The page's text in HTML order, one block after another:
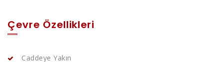
Çevre Özellikleri
Caddeye Yakın